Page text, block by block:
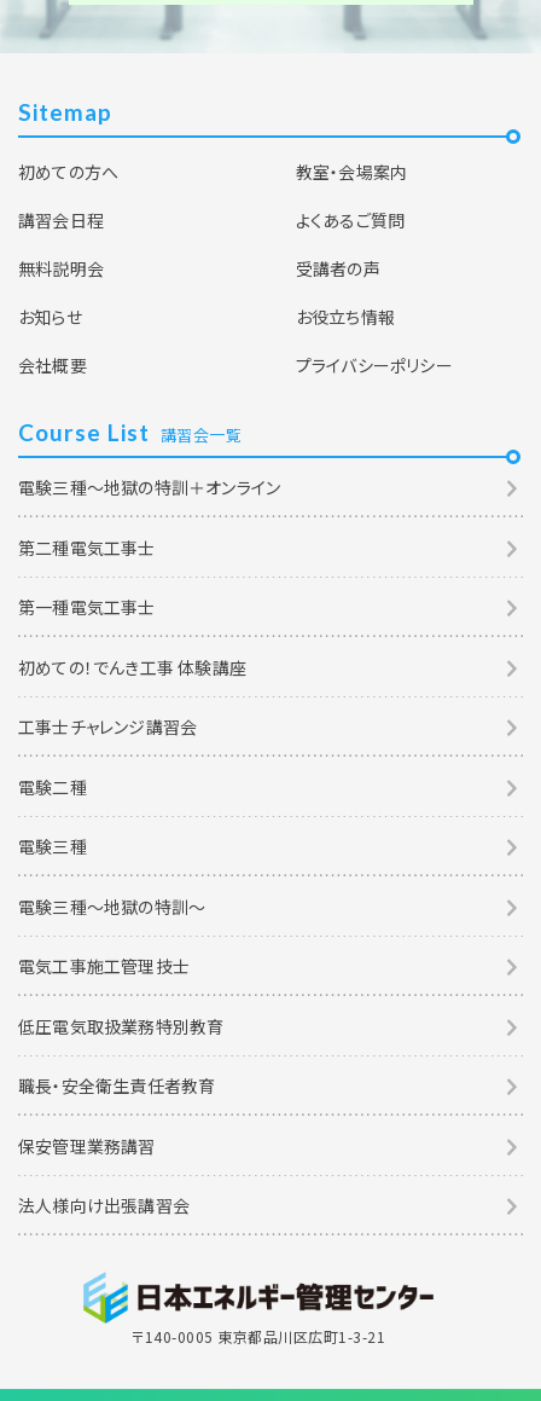
Sitemap
初めての方へ
教室・会場案内
講習会日程
よくあるご質問
無料説明会
受講者の声
お知らせ
お役立ち情報
会社概要
プライバシーポリシー
Course List 講習会一覧
電験三種～地獄の特訓＋オンライン
第二種電気工事士
第一種電気工事士
初めての！でんき工事 体験講座
工事士チャレンジ講習会
電験二種
電験三種
電験三種〜地獄の特訓〜
電気工事施工管理技士
低圧電気取扱業務特別教育
職長・安全衛生責任者教育
保安管理業務講習
法人様向け出張講習会
〒140-0005 東京都品川区広町1-3-21